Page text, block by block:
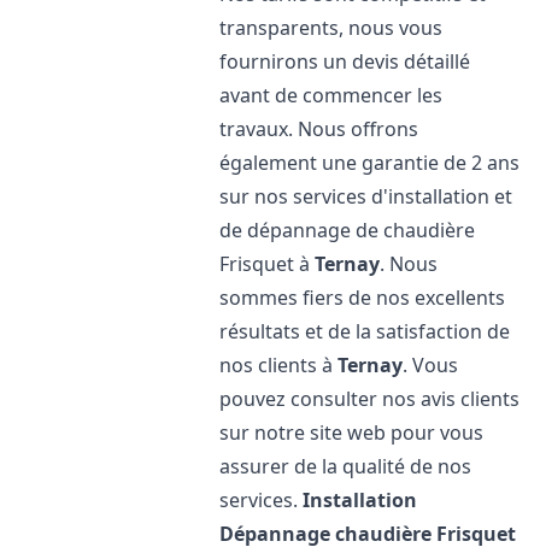
transparents, nous vous
fournirons un devis détaillé
avant de commencer les
travaux. Nous offrons
également une garantie de 2 ans
sur nos services d'installation et
de dépannage de chaudière
Frisquet àTernay. Nous
sommes fiers de nos excellents
résultats et de la satisfaction de
nos clients àTernay. Vous
pouvez consulter nos avis clients
sur notre site web pour vous
assurer de la qualité de nos
services.Installation
Dépannage chaudière Frisquet